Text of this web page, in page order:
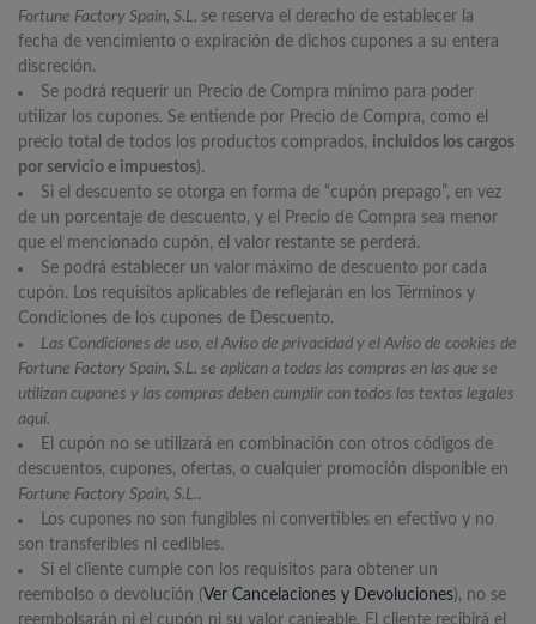
Fortune Factory Spain, S.L. se reserva el derecho de establecer la
fecha de vencimiento o expiración de dichos cupones a su entera
discreción.
Se podrá requerir un Precio de Compra mínimo para poder
utilizar los cupones. Se entiende por Precio de Compra, como el
precio total de todos los productos comprados, incluidos los cargos
por servicio e impuestos).
Si el descuento se otorga en forma de “cupón prepago”, en vez
de un porcentaje de descuento, y el Precio de Compra sea menor
que el mencionado cupón, el valor restante se perderá.
Se podrá establecer un valor máximo de descuento por cada
cupón. Los requisitos aplicables de reflejarán en los Términos y
Condiciones de los cupones de Descuento.
Las Condiciones de uso, el Aviso de privacidad y el Aviso de cookies de
Fortune Factory Spain, S.L. se aplican a todas las compras en las que se
utilizan cupones y las compras deben cumplir con todos los textos legales
aquí.
El cupón no se utilizará en combinación con otros códigos de
descuentos, cupones, ofertas, o cualquier promoción disponible en
Fortune Factory Spain, S.L..
Los cupones no son fungibles ni convertibles en efectivo y no
son transferibles ni cedibles.
Si el cliente cumple con los requisitos para obtener un
reembolso o devolución (Ver Cancelaciones y Devoluciones), no se
reembolsarán ni el cupón ni su valor canjeable. El cliente recibirá el